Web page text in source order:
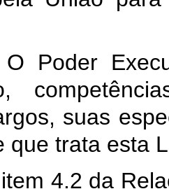
Poder
suas
que trata esta
4.2 da